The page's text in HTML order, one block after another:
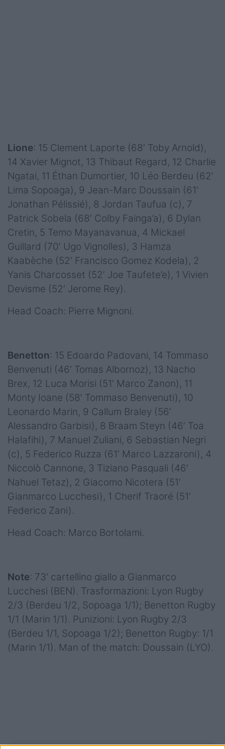
Lione: 15 Clement Laporte (68′ Toby Arnold),
14 Xavier Mignot, 13 Thibaut Regard, 12 Charlie
Ngatai, 11 Éthan Dumortier, 10 Léo Berdeu (62′
Lima Sopoaga), 9 Jean-Marc Doussain (61′
Jonathan Pélissié), 8 Jordan Taufua (c), 7
Patrick Sobela (68′ Colby Fainga’a), 6 Dylan
Cretin, 5 Temo Mayanavanua, 4 Mickael
Guillard (70′ Ugo Vignolles), 3 Hamza
Kaabèche (52′ Francisco Gomez Kodela), 2
Yanis Charcosset (52′ Joe Taufete’e), 1 Vivien
Devisme (52′ Jerome Rey).
Head Coach: Pierre Mignoni.
Benetton: 15 Edoardo Padovani, 14 Tommaso
Benvenuti (46′ Tomas Albornoz), 13 Nacho
Brex, 12 Luca Morisi (51′ Marco Zanon), 11
Monty Ioane (58′ Tommaso Benvenuti), 10
Leonardo Marin, 9 Callum Braley (56′
Alessandro Garbisi), 8 Braam Steyn (46′ Toa
Halafihi), 7 Manuel Zuliani, 6 Sebastian Negri
(c), 5 Federico Ruzza (61′ Marco Lazzaroni), 4
Niccolò Cannone, 3 Tiziano Pasquali (46′
Nahuel Tetaz), 2 Giacomo Nicotera (51′
Gianmarco Lucchesi), 1 Cherif Traoré (51′
Federico Zani).
Head Coach: Marco Bortolami.
Note: 73′ cartellino giallo a Gianmarco
Lucchesi (BEN). Trasformazioni: Lyon Rugby
2/3 (Berdeu 1/2, Sopoaga 1/1); Benetton Rugby
1/1 (Marin 1/1). Punizioni: Lyon Rugby 2/3
(Berdeu 1/1, Sopoaga 1/2); Benetton Rugby: 1/1
(Marin 1/1). Man of the match: Doussain (LYO).